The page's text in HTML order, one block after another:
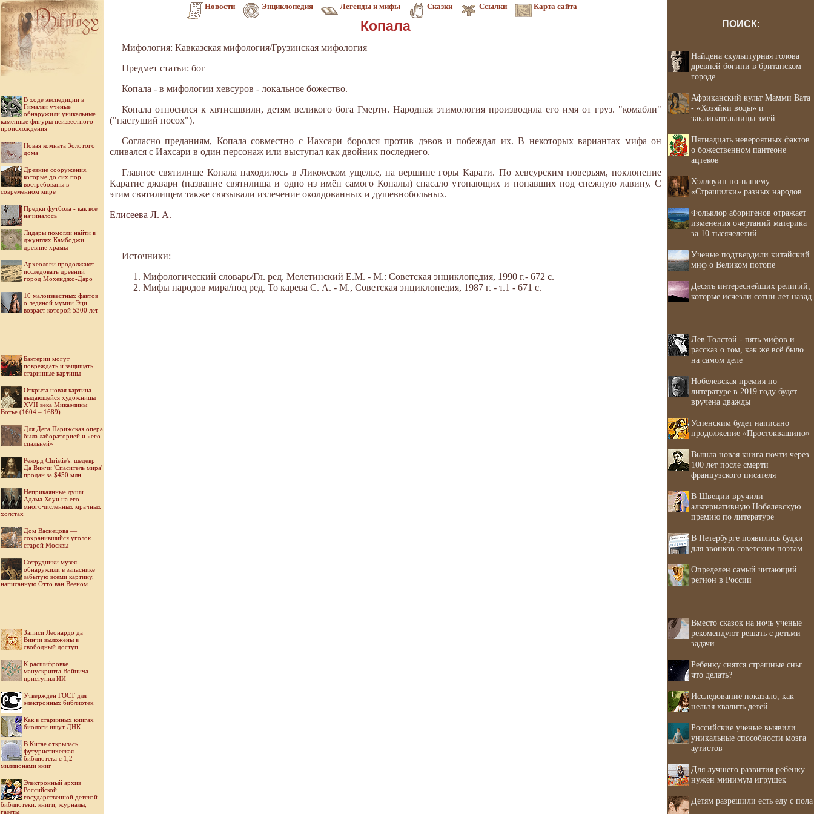
Новости Энциклопедия Легенды и мифы Сказки Ссылки Карта сайта
В ходе экспедиции в
Гималаи ученые
обнаружили уникальные
каменные фигуры неизвестного
происхождения
Новая комната Золотого
дома
Древние сооружения,
которые до сих пор
востребованы в
современном мире
Предки футбола - как всё
начиналось
Лидары помогли найти в
джунглях Камбоджи
древние храмы
Археологи продолжают
исследовать древний
город Мохенджо-Даро
10 малоизвестных фактов
о ледяной мумии Эци,
возраст которой 5300 лет
Бактерии могут
повреждать и защищать
старинные картины
Открыта новая картина
выдающейся художницы
XVII века Микаэлины
Вотье (1604 – 1689)
Для Дега Парижская опера
была лабораторией и «его
спальней»
Рекорд Christie's: шедевр
Да Винчи 'Спаситель мира'
продан за $450 млн
Неприкаянные души
Адама Хоуи на его
многочисленных мрачных
холстах
Дом Васнецова —
сохранившийся уголок
старой Москвы
Cотрудники музея
обнаружили в запаснике
забытую всеми картину,
написанную Отто ван Вееном
Записи Леонардо да
Винчи выложены в
свободный доступ
К расшифровке
манускрипта Войнича
приступил ИИ
Утвержден ГОСТ для
электронных библиотек
Как в старинных книгах
биологи ищут ДНК
В Китае открылась
футуристическая
библиотека с 1,2
миллионами книг
Электронный архив
Российской
государственной детской
библиотеки: книги, журналы,
газеты
Копала
Мифология: Кавказская мифология/Грузинская мифология
Предмет статьи: бог
Копала - в мифологии хевсуров - локальное божество.
Копала относился к хвтисшвили, детям великого бога Гмерти. Народная этимология производила его имя от груз. "комабли"
("пастуший посох").
Согласно преданиям, Копала совместно с Иахсари боролся против дэвов и побеждал их. В некоторых вариантах мифа он
сливался с Иахсари в один персонаж или выступал как двойник последнего.
Главное святилище Копала находилось в Ликокском ущелье, на вершине горы Карати. По хевсурским поверьям, поклонение
Каратис джвари (название святилища и одно из имён самого Копалы) спасало утопающих и попавших под снежную лавину. С
этим святилищем также связывали излечение околдованных и душевнобольных.
Елисеева Л. А.
Источники:
Мифологический словарь/Гл. ред. Мелетинский Е.М. - М.: Советская энциклопедия, 1990 г.- 672 с.
Мифы народов мира/под ред. То карева С. А. - М., Советская энциклопедия, 1987 г. - т.1 - 671 с.
ПОИСК:
Найдена скульптурная голова
древней богини в британском
городе
Африканский культ Мамми Вата
- «Хозяйки воды» и
заклинательницы змей
Пятнадцать невероятных фактов
о божественном пантеоне
ацтеков
Хэллоуин по-нашему
«Страшилки» разных народов
Фольклор аборигенов отражает
изменения очертаний материка
за 10 тысячелетий
Ученые подтвердили китайский
миф о Великом потопе
Десять интереснейших религий,
которые исчезли сотни лет назад
Лев Толстой - пять мифов и
рассказ о том, как же всё было
на самом деле
Нобелевская премия по
литературе в 2019 году будет
вручена дважды
Успенским будет написано
продолжение «Простоквашино»
Вышла новая книга почти через
100 лет после смерти
французского писателя
В Швеции вручили
альтернативную Нобелевскую
премию по литературе
В Петербурге появились будки
для звонков советским поэтам
Определен самый читающий
регион в России
Вместо сказок на ночь ученые
рекомендуют решать с детьми
задачи
Ребенку снятся страшные сны:
что делать?
Исследование показало, как
нельзя хвалить детей
Российские ученые выявили
уникальные способности мозга
аутистов
Для лучшего развития ребенку
нужен минимум игрушек
Детям разрешили есть еду с пола